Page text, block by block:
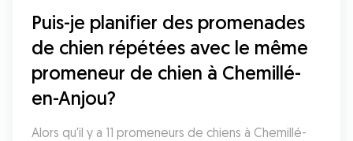
Puis-je planifier des promenades
de chien répétées avec le même
promeneur de chien à Chemillé-
en-Anjou?
Alors qu'il y a 11 promeneurs de chiens à Chemillé-